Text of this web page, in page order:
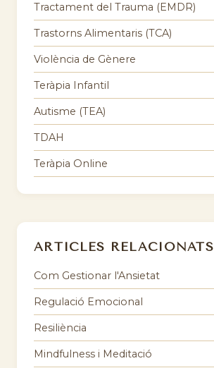
Tractament del Trauma (EMDR)
Trastorns Alimentaris (TCA)
Violència de Gènere
Teràpia Infantil
Autisme (TEA)
TDAH
Teràpia Online
ARTICLES RELACIONATS
Com Gestionar l'Ansietat
Regulació Emocional
Resiliència
Mindfulness i Meditació